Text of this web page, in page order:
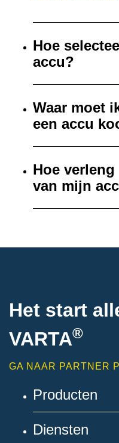
Hoe
accu?
Waar moet
een accu
Hoe
van mijn
Het start
VARTA®
GA NAAR PARTNER
Producten
Diensten